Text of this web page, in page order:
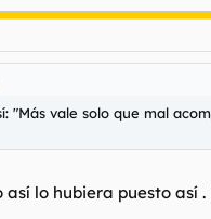
"Más vale solo que mal
así lo hubiera puesto así